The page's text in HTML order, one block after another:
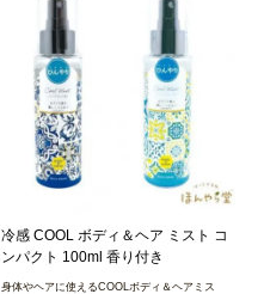
冷感 COOL ボディ＆ヘア ミスト コ
ンパクト 100ml 香り付き
身体やヘアに使えるCOOLボディ＆ヘアミス